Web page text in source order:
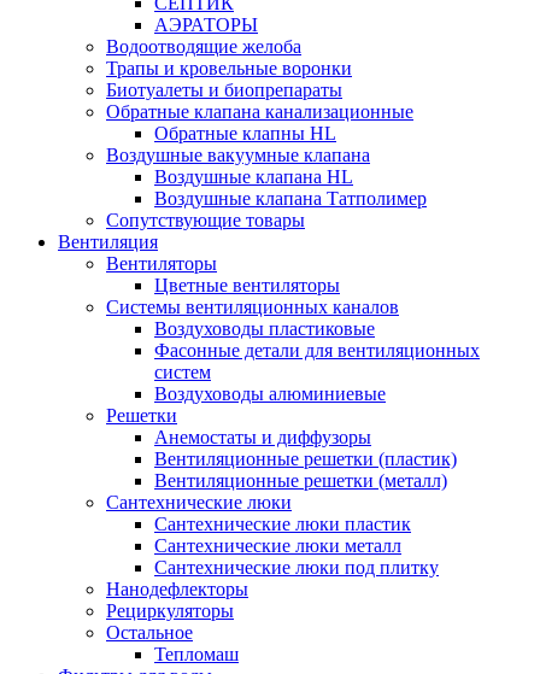
АЭРАТОРЫ
Водоотводящие желоба
Трапы и кровельные воронки
Биотуалеты и биопрепараты
Обратные клапана канализационные
Обратные клапны HL
Воздушные вакуумные клапана
Воздушные клапана HL
Воздушные клапана Татполимер
Сопутствующие товары
Вентиляция
Вентиляторы
Цветные вентиляторы
Системы вентиляционных каналов
Воздуховоды пластиковые
Фасонные детали для вентиляционных
систем
Воздуховоды алюминиевые
Решетки
Анемостаты и диффузоры
Вентиляционные решетки (пластик)
Вентиляционные решетки (металл)
Сантехнические люки
Сантехнические люки пластик
Сантехнические люки металл
Сантехнические люки под плитку
Нанодефлекторы
Рециркуляторы
Остальное
Тепломаш